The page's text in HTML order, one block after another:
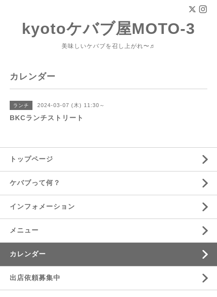
kyotoケバブ屋MOTO-3
美味しいケバブを召し上がれ〜♬
カレンダー
ランチ 2024-03-07 (木) 11:30～
BKCランチストリート
トップページ
ケバブって何？
インフォメーション
メニュー
カレンダー
出店依頼募集中